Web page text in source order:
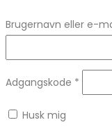
Brugernavn eller e-
Adgangskode *
Husk mig